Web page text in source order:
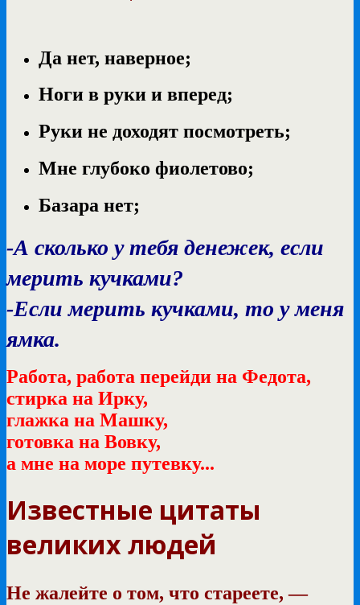
Да нет, наверное;
Ноги в руки и вперед;
Руки не доходят посмотреть;
Мне глубоко фиолетово;
Базара нет;
-А сколько у тебя денежек, если
мерить кучками?
-Если мерить кучками, то у меня
ямка.
Работа, работа перейди на Федота,
стирка на Ирку,
глажка на Машку,
готовка на Вовку,
а мне на море путевку...
Известные цитаты
великих людей
Не жалейте о том, что стареете, —